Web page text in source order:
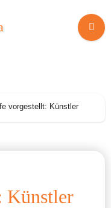
vorgestellt: Künstler
Künstler